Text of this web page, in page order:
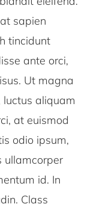
sapien
tincidunt
ante orci,
Ut magna
luctus aliquam
at euismod
odio ipsum,
ullamcorper
id. In
Class